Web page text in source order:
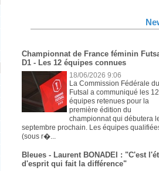
Championnat de France féminin
D1 - Les 12 équipes connues
18/06/2026 9:06
La Commission Fédérale du
Futsal a communiqué les 12
équipes retenues pour la
première édition du
championnat qui débutera
septembre prochain. Les équipes
(sous r�...
Bleues - Laurent BONADEI : "C'est
d'esprit qui fait la différence"